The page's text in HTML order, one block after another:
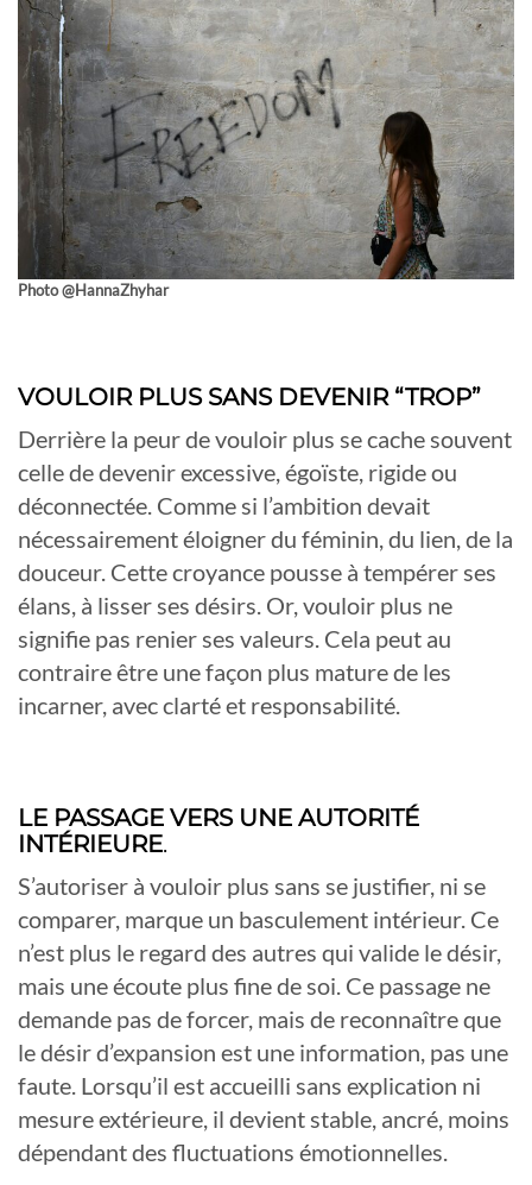
Photo @HannaZhyhar
VOULOIR PLUS SANS DEVENIR “TROP”
Derrière la peur de vouloir plus se cache souvent
celle de devenir excessive, égoïste, rigide ou
déconnectée. Comme si l’ambition devait
nécessairement éloigner du féminin, du lien, de la
douceur. Cette croyance pousse à tempérer ses
élans, à lisser ses désirs. Or, vouloir plus ne
signifie pas renier ses valeurs. Cela peut au
contraire être une façon plus mature de les
incarner, avec clarté et responsabilité.
LE PASSAGE VERS UNE AUTORITÉ
INTÉRIEURE.
S’autoriser à vouloir plus sans se justifier, ni se
comparer, marque un basculement intérieur. Ce
n’est plus le regard des autres qui valide le désir,
mais une écoute plus fine de soi. Ce passage ne
demande pas de forcer, mais de reconnaître que
le désir d’expansion est une information, pas une
faute. Lorsqu’il est accueilli sans explication ni
mesure extérieure, il devient stable, ancré, moins
dépendant des fluctuations émotionnelles.